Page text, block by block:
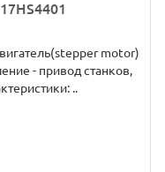
motor)
- привод станков,
..